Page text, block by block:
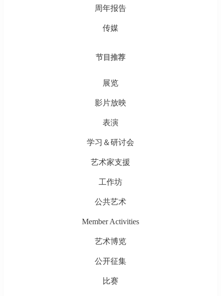
周年报告
传媒
节目推荐
展览
影片放映
表演
学习＆研讨会
艺术家支援
工作坊
公共艺术
Member Activities
艺术博览
公开征集
比赛